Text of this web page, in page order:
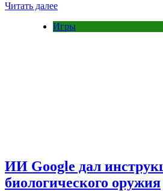
Читать далее
Игры
ИИ Google дал
биологического оружия